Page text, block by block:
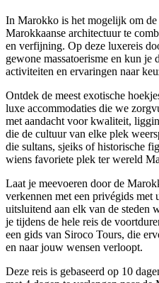
In Marokko is het mogelijk om de
Marokkaanse architectuur te
en verfijning. Op deze luxereis
gewone massatoerisme en kun je
activiteiten en ervaringen naar
Ontdek de meest exotische
luxe accommodaties die we
met aandacht voor kwaliteit,
die de cultuur van elke plek
die sultans, sjeiks of historische
wiens favoriete plek ter wereld
Laat je meevoeren door de
verkennen met een privégids met
uitsluitend aan elk van de steden
je tijdens de hele reis de
een gids van Siroco Tours, die
en naar jouw wensen verloopt.
Deze reis is gebaseerd op 10